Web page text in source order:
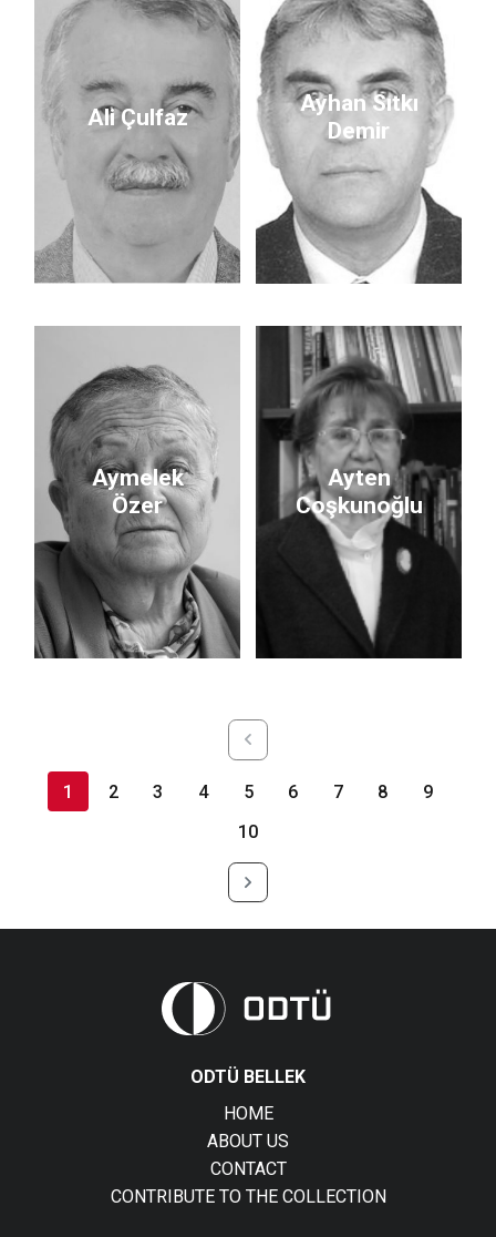
Ali Çulfaz
Ayhan Sıtkı
Demir
Aymelek
Özer
Ayten
Coşkunoğlu
1 2 3 4 5 6 7 8
9
10
ODTÜ BELLEK
HOME
ABOUT US
CONTACT
CONTRIBUTE TO THE COLLECTION